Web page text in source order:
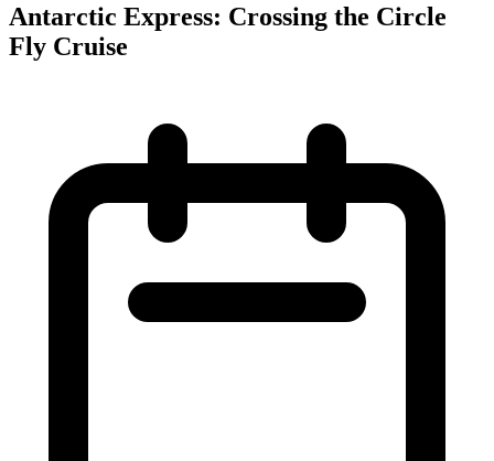
Antarctic Express: Crossing the Circle
Fly Cruise